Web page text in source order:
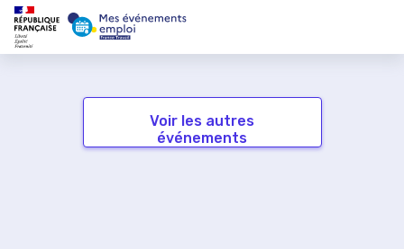
Voir les autres
événements